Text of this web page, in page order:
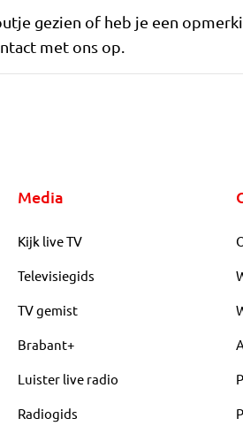
gezien of heb je een
met ons op.
Media
Kijk live TV
Televisiegids
TV gemist
Brabant+
Luister live radio
Radiogids